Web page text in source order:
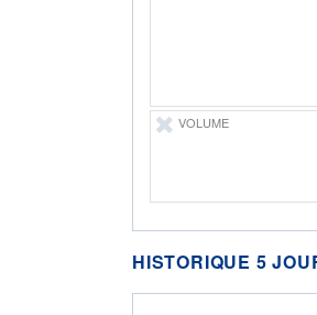
VOLUME
HISTORIQUE 5